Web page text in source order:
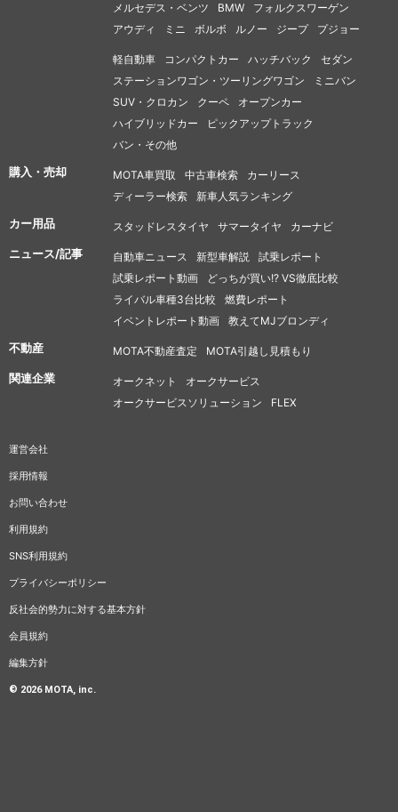
メルセデス・ベンツ BMW
フォルクスワーゲン
アウディ
ミニ ボルボ ルノー ジープ プジョー
軽自動車 コンパクトカー ハッチバック
セダン
ステーションワゴン・ツーリングワゴン
ミニバン
SUV・クロカン
クーペ
オープンカー
ハイブリッドカー
ピックアップトラック
バン・その他
購入・売却 MOTA車買取 中古車検索
カーリース
ディーラー検索
新車人気ランキング
カー用品 スタッドレスタイヤ サマータイヤ カーナビ
ニュース/記事 自動車ニュース 新型車解説
試乗レポート
試乗レポート動画
どっちが買い!? VS徹底比較
ライバル車種3台比較
燃費レポート
イベントレポート動画
教えてMJブロンディ
不動産 MOTA不動産査定 MOTA引越し見積もり
関連企業 オークネット
オークサービス
オークサービスソリューション
FLEX
運営会社
採用情報
お問い合わせ
利用規約
SNS利用規約
プライバシーポリシー
反社会的勢力に対する基本方針
会員規約
編集方針
© 2026 MOTA, inc.